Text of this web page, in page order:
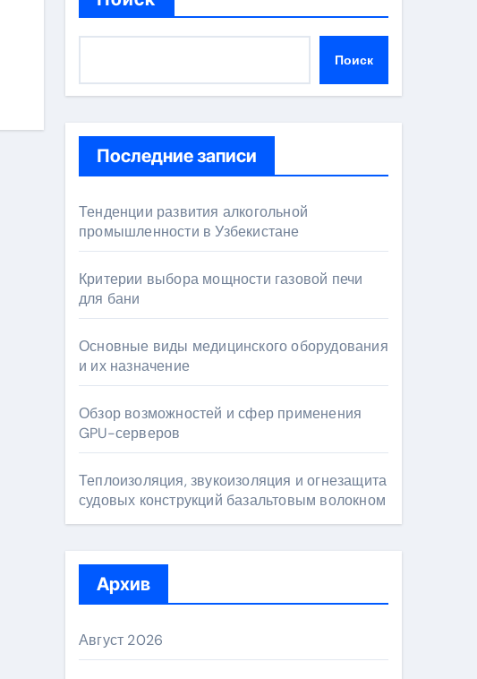
Поиск
Последние записи
Тенденции развития алкогольной
промышленности в Узбекистане
Критерии выбора мощности газовой печи
для бани
Основные виды медицинского оборудования
и их назначение
Обзор возможностей и сфер применения
GPU-серверов
Теплоизоляция, звукоизоляция и огнезащита
судовых конструкций базальтовым волокном
Архив
Август 2026